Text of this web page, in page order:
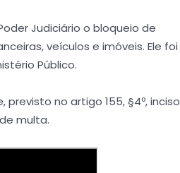
Judiciário o bloqueio de
veículos e imóveis. Ele foi
Público.
no artigo 155, §4º, inciso
multa.